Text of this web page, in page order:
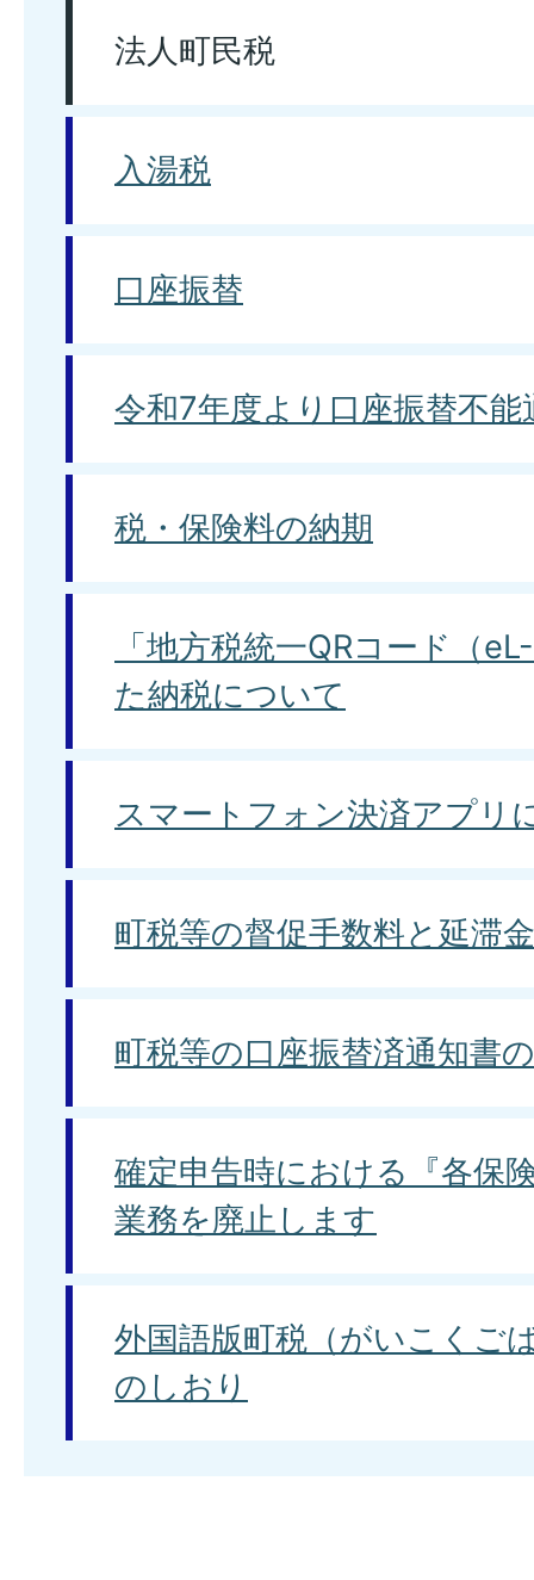
法人町民税
入湯税
口座振替
令和7年度より口座振替不
税・保険料の納期
「地方税統一QRコード（
た納税について
スマートフォン決済アプリ
町税等の督促手数料と延滞
町税等の口座振替済通知書
確定申告時における『各保
業務を廃止します
外国語版町税（がいこくご
のしおり